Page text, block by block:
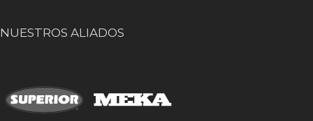
NUESTROS ALIADOS